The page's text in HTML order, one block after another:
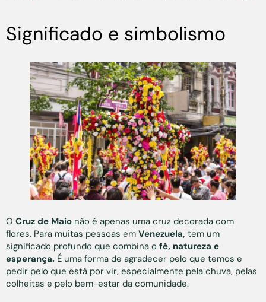
Significado e simbolismo
O Cruz de Maio não é apenas uma cruz decorada com
flores. Para muitas pessoas em Venezuela, tem um
significado profundo que combina o fé, natureza e
esperança. É uma forma de agradecer pelo que temos e
pedir pelo que está por vir, especialmente pela chuva, pelas
colheitas e pelo bem-estar da comunidade.